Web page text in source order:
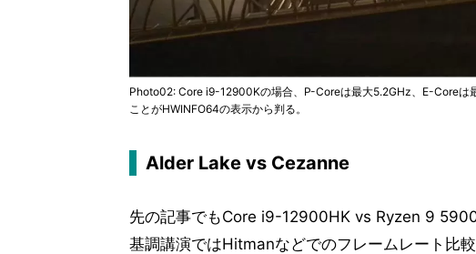
Photo02: Core i9-12900Kの場合、P-Coreは最大5.2GHz、E-Coreは
ことがHWINFO64の表示から判る。
Alder Lake vs Cezanne
先の記事でもCore i9-12900HK vs Ryzen 9
基調講演ではHitmanなどでのフレームレート比